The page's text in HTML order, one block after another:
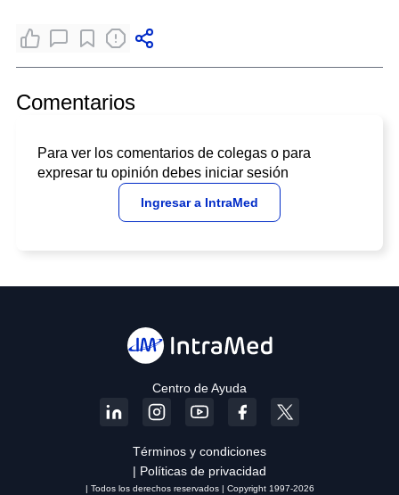
Comentarios
Para ver los comentarios de colegas o para
expresar tu opinión debes iniciar sesión
Ingresar a IntraMed
Centro de Ayuda
Términos y condiciones
| Políticas de privacidad
| Todos los derechos reservados | Copyright 1997-2026